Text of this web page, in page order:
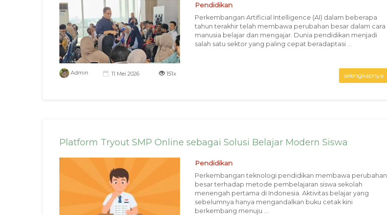
Pendidikan
Perkembangan Artificial Intelligence (AI) dalam beberapa
tahun terakhir telah membawa perubahan besar dalam cara
manusia belajar dan mengajar. Dunia pendidikan menjadi
salah satu sektor yang paling cepat beradaptasi ...
Admin 11 Mei 2026 151x selengkapnya
Platform Tryout SMP Online sebagai Solusi Belajar Modern Siswa
Pendidikan
Perkembangan teknologi pendidikan membawa perubahan
besar terhadap metode pembelajaran siswa sekolah
menengah pertama di Indonesia. Aktivitas belajar yang
sebelumnya hanya mengandalkan buku cetak kini
berkembang menuju ...